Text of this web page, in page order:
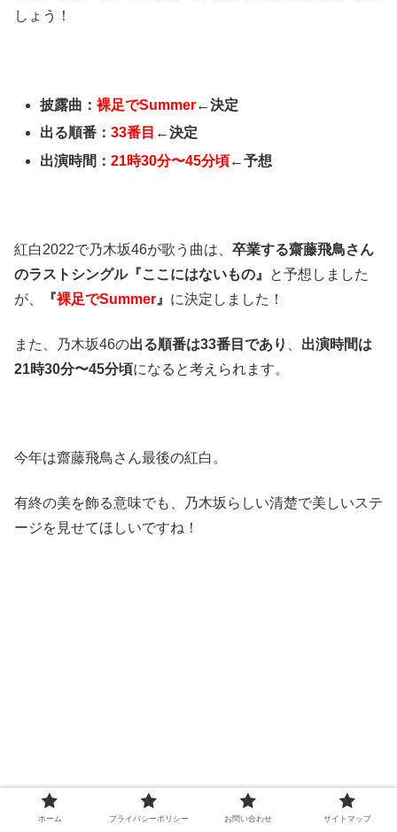
しょう！
披露曲：裸足でSummer←決定
出る順番：33番目 ←決定
出演時間：21時30分〜45分頃←予想
紅白2022で乃木坂46が歌う曲は、 卒業する齋藤飛鳥さん
のラストシングル『ここにはないもの』
と予想しました
が、
『裸足でSummer 』 に決定しました！
また、乃木坂46の出る順番は33番目であり
出演時間は
21時30分〜45分頃になると考えられます。
今年は齋藤飛鳥さん最後の紅白。
有終の美を飾る意味でも、乃木坂らしい清楚で美しいステ
ージを見せてほしいですね！
ホーム プライバシーポリシー お問い合わせ サイトマップ